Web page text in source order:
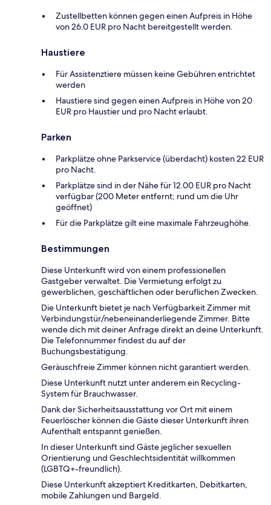
Zustellbetten können gegen einen Aufpreis in Höhe
von 26.0 EUR pro Nacht bereitgestellt werden.
Haustiere
Für Assistenztiere müssen keine Gebühren entrichtet
werden
Haustiere sind gegen einen Aufpreis in Höhe von 20
EUR pro Haustier und pro Nacht erlaubt.
Parken
Parkplätze ohne Parkservice (überdacht) kosten 22 EUR
pro Nacht.
Parkplätze sind in der Nähe für 12.00 EUR pro Nacht
verfügbar (200 Meter entfernt; rund um die Uhr
geöffnet)
Für die Parkplätze gilt eine maximale Fahrzeughöhe.
Bestimmungen
Diese Unterkunft wird von einem professionellen
Gastgeber verwaltet. Die Vermietung erfolgt zu
gewerblichen, geschäftlichen oder beruflichen Zwecken.
Die Unterkunft bietet je nach Verfügbarkeit Zimmer mit
Verbindungstür/nebeneinanderliegende Zimmer. Bitte
wende dich mit deiner Anfrage direkt an deine Unterkunft.
Die Telefonnummer findest du auf der
Buchungsbestätigung.
Geräuschfreie Zimmer können nicht garantiert werden.
Diese Unterkunft nutzt unter anderem ein Recycling-
System für Brauchwasser.
Dank der Sicherheitsausstattung vor Ort mit einem
Feuerlöscher können die Gäste dieser Unterkunft ihren
Aufenthalt entspannt genießen.
In dieser Unterkunft sind Gäste jeglicher sexuellen
Orientierung und Geschlechtsidentität willkommen
(LGBTQ+-freundlich).
Diese Unterkunft akzeptiert Kreditkarten, Debitkarten,
mobile Zahlungen und Bargeld.